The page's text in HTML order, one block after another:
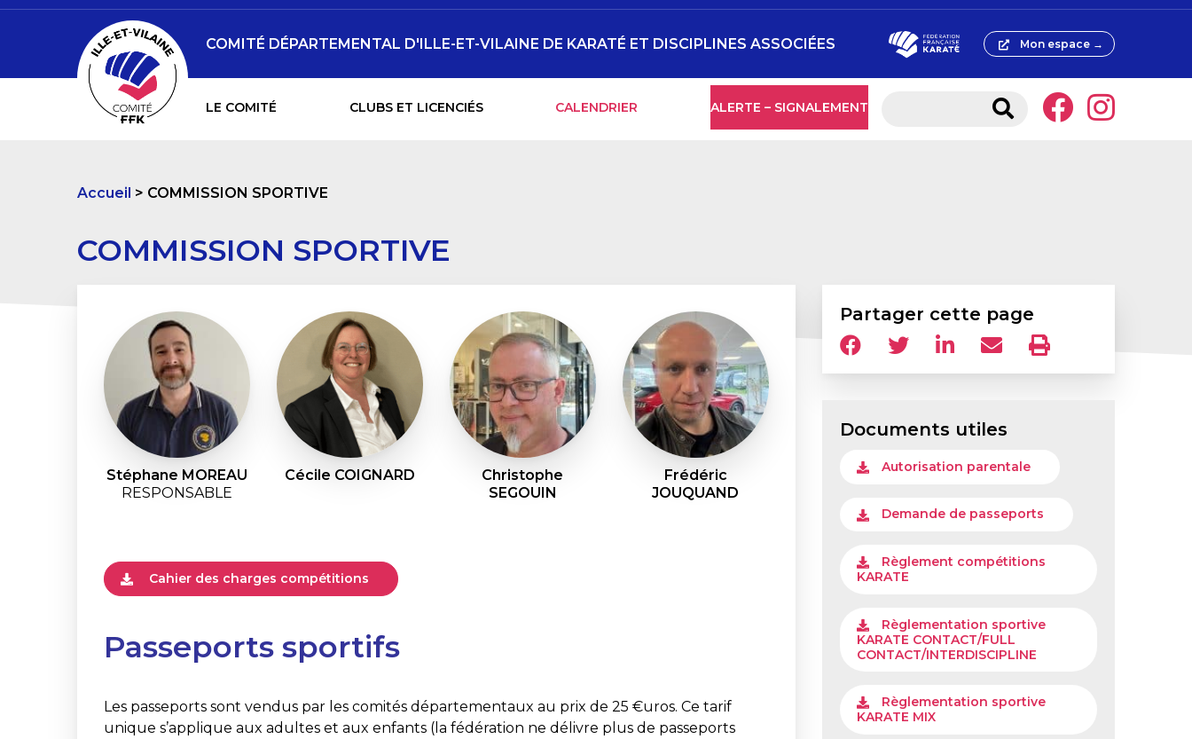
LE COMITÉ CLUBS ET LICENCIÉS CALENDRIER ALERTE – SIGNALEMENT
COMITÉ DÉPARTEMENTAL D'ILLE-ET-VILAINE DE KARATÉ ET DISCIPLINES ASSOCIÉES Mon espace →
Accueil COMMISSION SPORTIVE
COMMISSION SPORTIVE
Stéphane MOREAU
RESPONSABLE
Cécile COIGNARD
Christophe
SEGOUIN
Frédéric
JOUQUAND
Cahier des charges compétitions
Passeports sportifs
Les passeports sont vendus par les comités départementaux au prix de 25 €uros. Ce tarif
unique s’applique aux adultes et aux enfants (la fédération ne délivre plus de passeports
Partager cette page
Documents utiles
Autorisation parentale
Demande de passeports
Règlement compétitions
KARATE
Règlementation sportive
KARATE CONTACT/FULL
CONTACT/INTERDISCIPLINE
Règlementation sportive
KARATE MIX